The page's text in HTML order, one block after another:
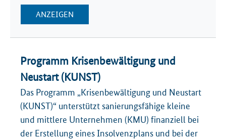
ANZEIGEN
Programm Krisenbewältigung und
Neustart (KUNST)
Das Programm „Krisenbewältigung und Neustart
(KUNST)“ unterstützt sanierungsfähige kleine
und mittlere Unternehmen (KMU) finanziell bei
der Erstellung eines Insolvenzplans und bei der